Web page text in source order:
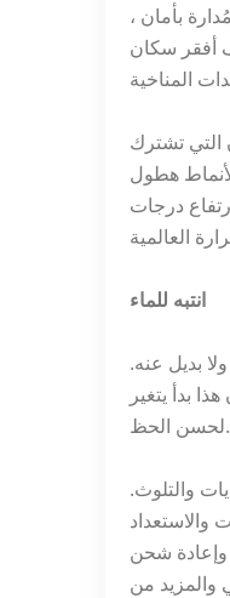
بأمان ،
أفقر سكان
التي تشترك
هطول
درجات
انتبه للماء
بديل عنه.
بدأ يتغير
لحسن الحظ.
والتلوث.
والاستعداد
وإعادة شحن
والمزيد من